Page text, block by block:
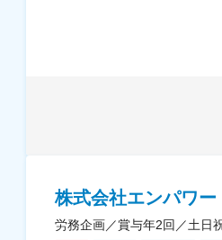
株式会社エンパワー
労務企画／賞与年2回／土日